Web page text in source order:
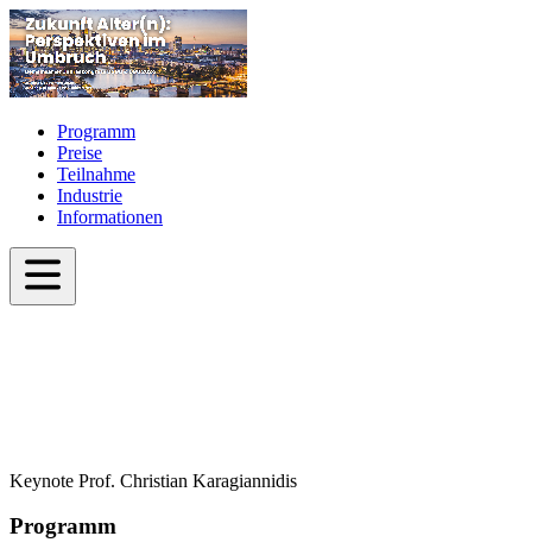
Programm
Preise
Teilnahme
Industrie
Informationen
Keynote Prof. Christian Karagiannidis
Programm